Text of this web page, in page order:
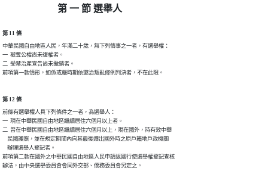
第 一 節 選舉人
第 11 條
中華民國自由地區人民，年滿二十歲，無下列情事之一者，有選舉權：
一  褫奪公權尚未復權者。
二  受禁治產宣告尚未撤銷者。
前項第一款情形，如係戒嚴時期依懲治叛亂條例判決者，不在此限。
第 12 條
前條有選舉權人具下列條件之一者，為選舉人：
一  現在中華民國自由地區繼續居住六個月以上者。
二  曾在中華民國自由地區繼續居住六個月以上，現在國外，持有效中華
    民國護照，並在規定期間內向其最後遷出國外時之原戶籍地戶政機關
    辦理選舉人登記者。
前項第二款在國外之中華民國自由地區人民申請返國行使選舉權登記查核
辦法，由中央選舉委員會會同外交部、僑務委員會另定之。